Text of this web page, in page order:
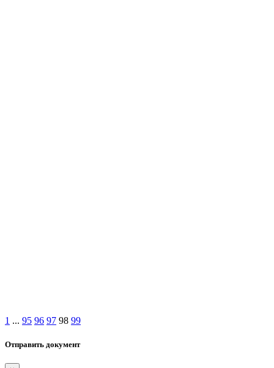
1 ... 95 96 97 98 99
Отправить документ